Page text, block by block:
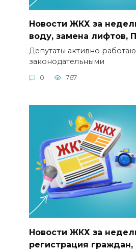
Новости ЖКХ за
воду, замена лифтов,
Депутаты активно
законодательными
0 767
Новости ЖКХ за
регистрация